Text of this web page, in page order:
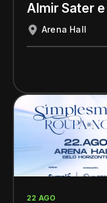
Almir Sater
Arena Hall
22 AGO